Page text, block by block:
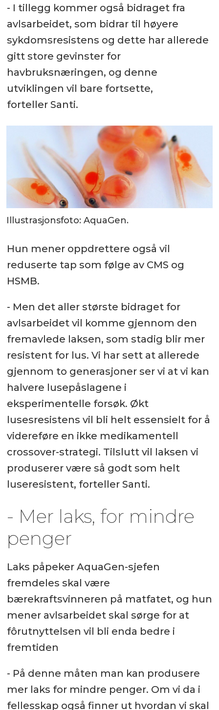
- I tillegg kommer også bidraget fra
avlsarbeidet, som bidrar til høyere
sykdomsresistens og dette har allerede
gitt store gevinster for
havbruksnæringen, og denne
utviklingen vil bare fortsette,
forteller Santi.
Illustrasjonsfoto: AquaGen.
Hun mener oppdrettere også vil
reduserte tap som følge av CMS og
HSMB.
- Men det aller største bidraget for
avlsarbeidet vil komme gjennom den
fremavlede laksen, som stadig blir mer
resistent for lus. Vi har sett at allerede
gjennom to generasjoner ser vi at vi kan
halvere lusepåslagene i
eksperimentelle forsøk. Økt
lusesresistens vil bli helt essensielt for å
videreføre en ikke medikamentell
crossover-strategi. Tilslutt vil laksen vi
produserer være så godt som helt
luseresistent, forteller Santi.
- Mer laks, for mindre
penger
Laks påpeker AquaGen-sjefen
fremdeles skal være
bærekraftsvinneren på matfatet, og hun
mener avlsarbeidet skal sørge for at
fôrutnyttelsen vil bli enda bedre i
fremtiden
- På denne måten man kan produsere
mer laks for mindre penger. Om vi da i
fellesskap også finner ut hvordan vi skal